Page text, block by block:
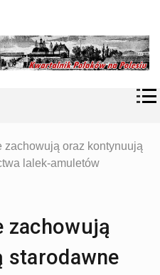
na
zachowują oraz kontynuują
lalek-amuletów
zachowują
starodawne